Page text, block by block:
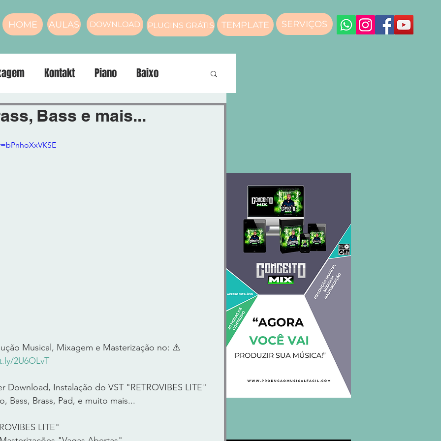
HOME AULAS DOWNLOAD PLUGINS GRÁTIS TEMPLATE SERVIÇOS
Kontakt Piano Baixo
compressor Masterização
Bass e mais...
Musical, Mixagem e Masterização no: ⚠️
2U6OLvT
Download, Instalação do VST "RETROVIBES LITE"
Bass, Brass, Pad, e muito mais...
LITE"